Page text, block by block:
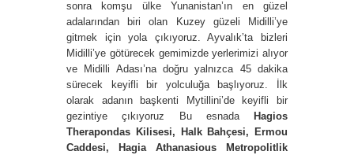
sonra komşu ülke Yunanistan’ın en güzel
adalarından biri olan Kuzey güzeli Midilli’ye
gitmek için yola çıkıyoruz. Ayvalık’ta bizleri
Midilli’ye götürecek gemimizde yerlerimizi alıyor
ve Midilli Adası’na doğru yalnızca 45 dakika
sürecek keyifli bir yolculuğa başlıyoruz. İlk
olarak adanın başkenti Mytillini’de keyifli bir
gezintiye çıkıyoruz Bu esnada Hagios
Therapondas Kilisesi, Halk Bahçesi, Ermou
Caddesi, Hagia Athanasious Metropolitlik